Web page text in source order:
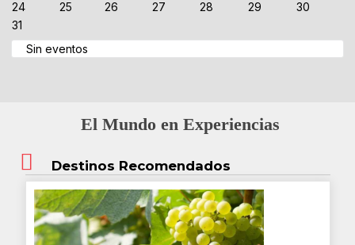
24 25 26 27 28 29
30
31
Sin eventos
El Mundo en Experiencias
Destinos Recomendados